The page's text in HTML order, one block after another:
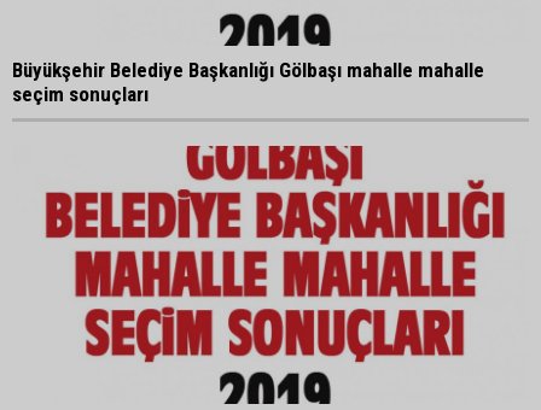
Büyükşehir Belediye Başkanlığı Gölbaşı mahalle mahalle
seçim sonuçları